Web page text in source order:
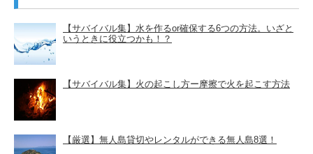
【サバイバル集】水を作るor確保する6つの方法。いざと
いうときに役立つかも！？
【サバイバル集】火の起こし方ー摩擦で火を起こす方法
【厳選】無人島貸切やレンタルができる無人島8選！